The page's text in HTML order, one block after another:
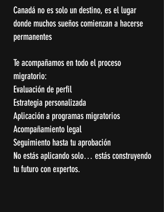
Canadá no es solo un destino, es el lugar
donde muchos sueños comienzan a hacerse
permanentes
Te acompañamos en todo el proceso
migratorio:
Evaluación de perfil
Estrategia personalizada
Aplicación a programas migratorios
Acompañamiento legal
Seguimiento hasta tu aprobación
No estás aplicando solo… estás construyendo
tu futuro con expertos.